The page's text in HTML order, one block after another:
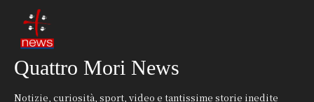
Quattro Mori News
Notizie, curiosità, sport, video e tantissime storie inedite